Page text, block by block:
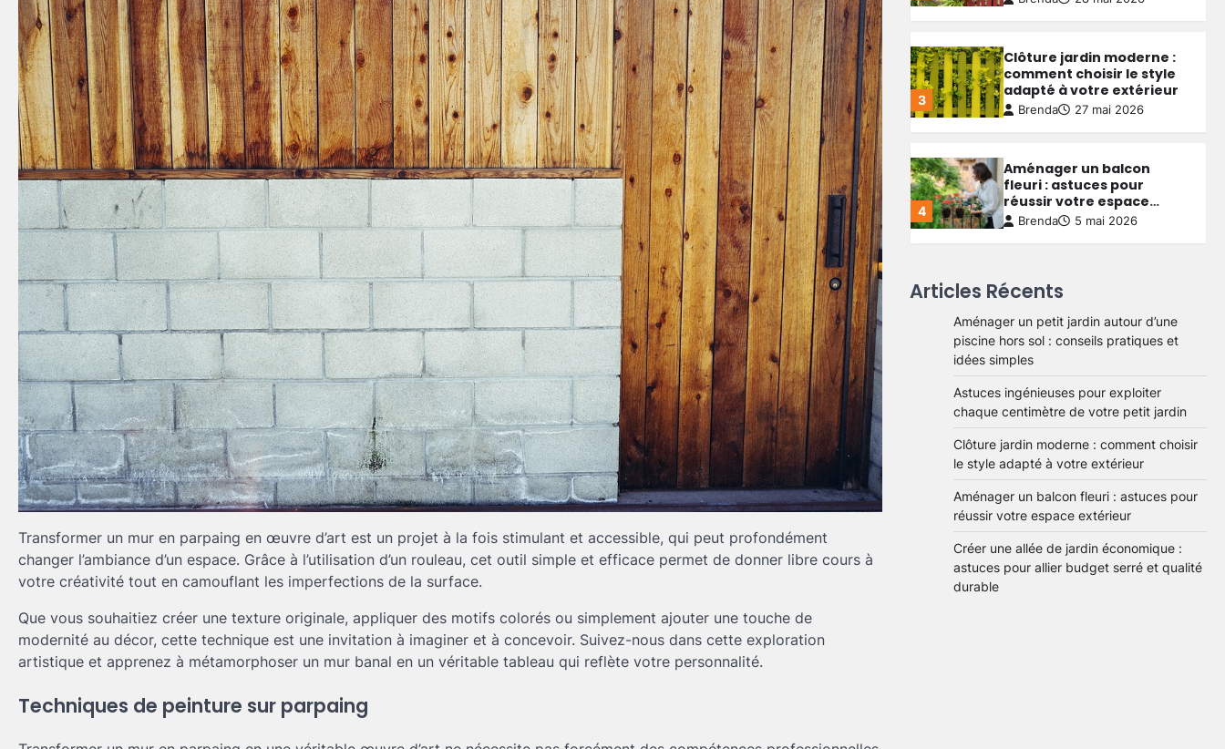
Transformer un mur en parpaing en œuvre d’art est un projet à la fois stimulant et accessible, qui peut profondément
changer l’ambiance d’un espace. Grâce à l’utilisation d’un rouleau, cet outil simple et efficace permet de donner libre cours à
votre créativité tout en camouflant les imperfections de la surface.
Que vous souhaitiez créer une texture originale, appliquer des motifs colorés ou simplement ajouter une touche de
modernité au décor, cette technique est une invitation à imaginer et à concevoir. Suivez-nous dans cette exploration
artistique et apprenez à métamorphoser un mur banal en un véritable tableau qui reflète votre personnalité.
Techniques de peinture sur parpaing
4
Aménager un balcon
fleuri : astuces pour
réussir votre espace
extérieur
Brenda 5 mai 2026
5
Créer une allée de jardin
économique : astuces
pour allier budget serré et
qualité durable
Brenda 4 mai 2026
Aménager un petit jardin
autour d’une piscine hors
sol : conseils pratiques et
idées simples
Brenda 29 mai 2026
Astuces ingénieuses pour
exploiter chaque
centimètre de votre petit
jardin
Brenda 28 mai 2026
Clôture jardin moderne :
comment choisir le style
adapté à votre extérieur
Brenda 27 mai 2026
Articles Récents
Aménager un petit jardin autour d’une
piscine hors sol : conseils pratiques et
idées simples
Astuces ingénieuses pour exploiter
chaque centimètre de votre petit jardin
Clôture jardin moderne : comment choisir
le style adapté à votre extérieur
Aménager un balcon fleuri : astuces pour
réussir votre espace extérieur
Créer une allée de jardin économique :
astuces pour allier budget serré et qualité
durable